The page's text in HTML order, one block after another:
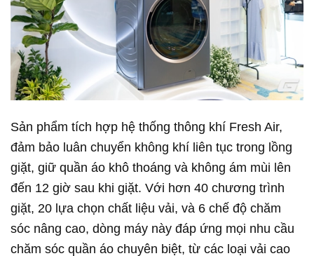
Sản phẩm tích hợp hệ thống thông khí Fresh Air,
đảm bảo luân chuyển không khí liên tục trong lồng
giặt, giữ quần áo khô thoáng và không ám mùi lên
đến 12 giờ sau khi giặt. Với hơn 40 chương trình
giặt, 20 lựa chọn chất liệu vải, và 6 chế độ chăm
sóc nâng cao, dòng máy này đáp ứng mọi nhu cầu
chăm sóc quần áo chuyên biệt, từ các loại vải cao